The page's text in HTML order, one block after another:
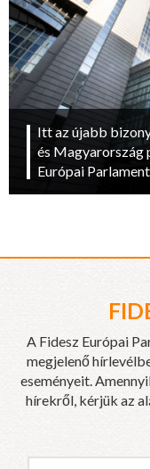
Itt az újabb
és Magyarország
Európai
A Fidesz Európai
megjelenő
eseményeit.
hírekről, kérjük az